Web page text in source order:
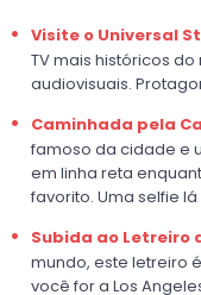
Visite o Universal
TV mais históricos
audiovisuais.
Caminhada pela
famoso da cidade e
em linha reta
favorito. Uma selfie
Subida ao Letreiro
mundo, este letreiro
você for a Los